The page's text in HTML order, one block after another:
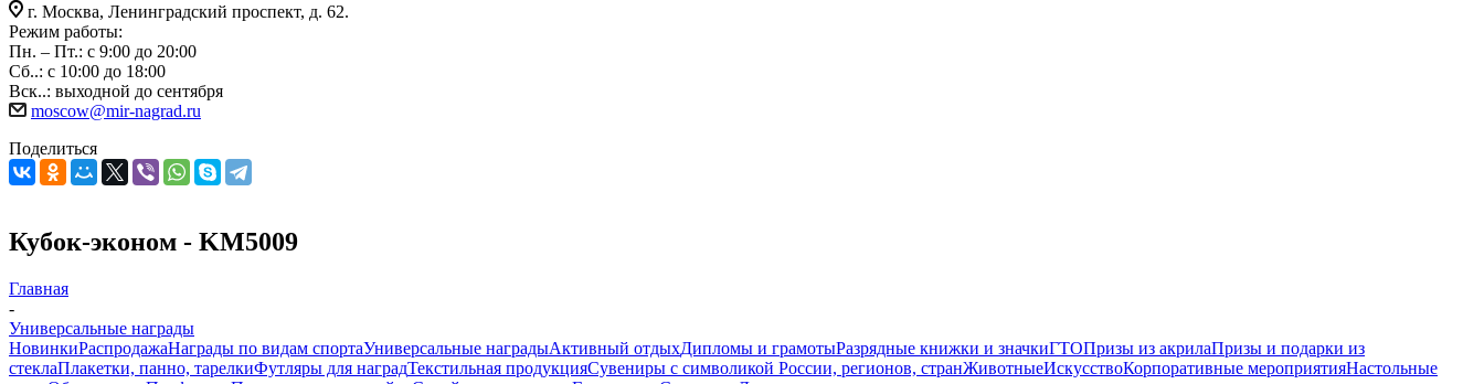
г. Москва, Ленинградский проспект, д. 62.
Режим работы:
Пн. – Пт.: с 9:00 до 20:00
Сб..: с 10:00 до 18:00
Вск..: выходной до сентября
moscow@mir-nagrad.ru
Поделиться
Кубок-эконом - KM5009
Главная
-
Универсальные награды
НовинкиРаспродажаНаграды по видам спортаУниверсальные наградыАктивный отдыхДипломы и грамотыРазрядные книжки и значкиГТОПризы из акрилаПризы и подарки из
стеклаПлакетки, панно, тарелкиФутляры для наградТекстильная продукцияСувениры с символикой России, регионов, странЖивотныеИскусствоКорпоративные мероприятияНастольные